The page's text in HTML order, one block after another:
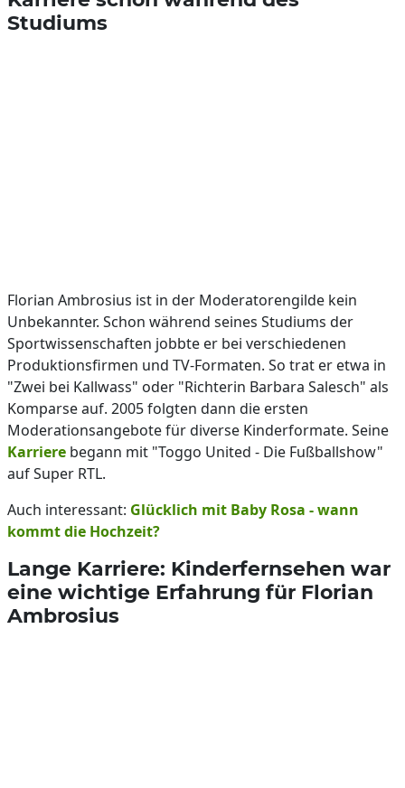
Studiums
Florian Ambrosius ist in der Moderatorengilde kein
Unbekannter. Schon während seines Studiums der
Sportwissenschaften jobbte er bei verschiedenen
Produktionsfirmen und TV-Formaten. So trat er etwa in
"Zwei bei Kallwass" oder "Richterin Barbara Salesch" als
Komparse auf. 2005 folgten dann die ersten
Moderationsangebote für diverse Kinderformate. Seine
Karriere begann mit "Toggo United - Die Fußballshow"
auf Super RTL.
Auch interessant: Glücklich mit Baby Rosa - wann
kommt die Hochzeit?
Lange Karriere: Kinderfernsehen war
eine wichtige Erfahrung für Florian
Ambrosius